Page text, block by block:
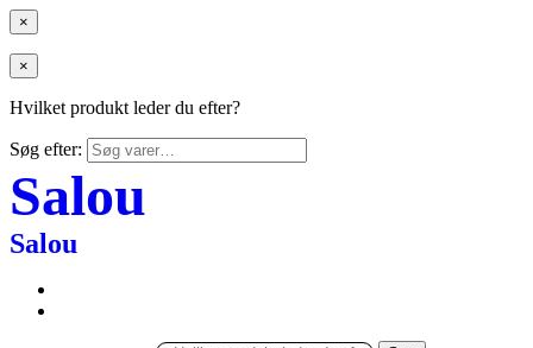
×
×
Hvilket produkt leder du efter?
Søg efter:
Salou
Salou